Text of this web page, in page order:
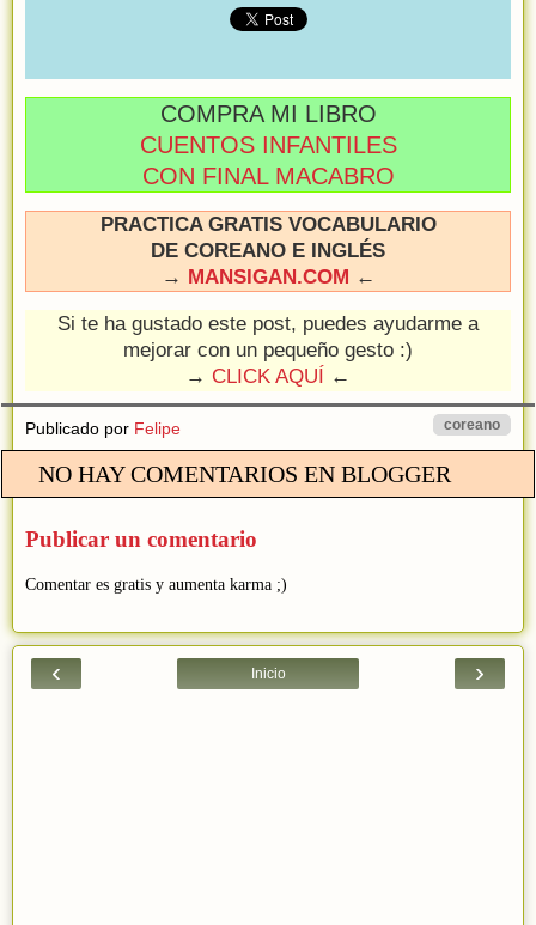
COMPRA MI LIBRO
CUENTOS INFANTILES
CON FINAL MACABRO
PRACTICA GRATIS VOCABULARIO
DE COREANO E INGLÉS
→ MANSIGAN.COM ←
Si te ha gustado este post, puedes ayudarme a
mejorar con un pequeño gesto :)
→ CLICK AQUÍ ←
Publicado por Felipe coreano
NO HAY COMENTARIOS EN BLOGGER
Publicar un comentario
Comentar es gratis y aumenta karma ;)
‹ ›
Inicio